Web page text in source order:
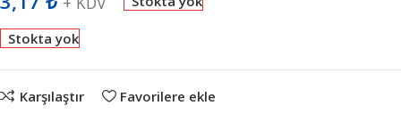
Stokta yok
Karşılaştır Favorilere ekle